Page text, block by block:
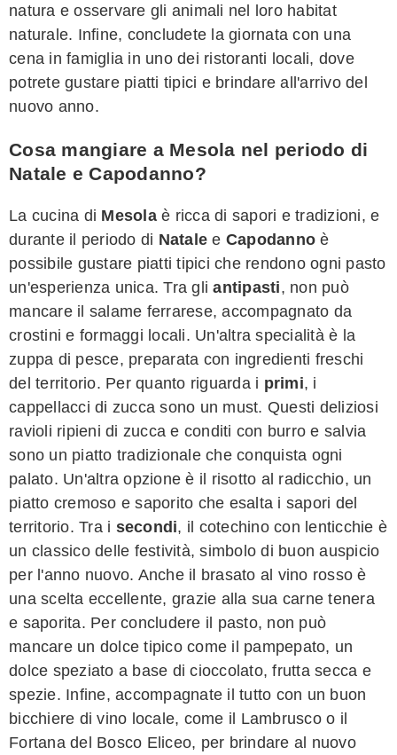
natura e osservare gli animali nel loro habitat
naturale. Infine, concludete la giornata con una
cena in famiglia in uno dei ristoranti locali, dove
potrete gustare piatti tipici e brindare all'arrivo del
nuovo anno.
Cosa mangiare a Mesola nel periodo di
Natale e Capodanno?
La cucina di Mesolaè ricca di sapori e tradizioni, e
durante il periodo di Natale e Capodanno è
possibile gustare piatti tipici che rendono ogni pasto
un'esperienza unica. Tra gliantipasti, non può
mancare il salame ferrarese, accompagnato da
crostini e formaggi locali. Un'altra specialità è la
zuppa di pesce, preparata con ingredienti freschi
del territorio. Per quanto riguarda i primi, i
cappellacci di zucca sono un must. Questi deliziosi
ravioli ripieni di zucca e conditi con burro e salvia
sono un piatto tradizionale che conquista ogni
palato. Un'altra opzione è il risotto al radicchio, un
piatto cremoso e saporito che esalta i sapori del
territorio. Tra i secondi, il cotechino con lenticchie è
un classico delle festività, simbolo di buon auspicio
per l'anno nuovo. Anche il brasato al vino rosso è
una scelta eccellente, grazie alla sua carne tenera
e saporita. Per concludere il pasto, non può
mancare un dolce tipico come il pampepato, un
dolce speziato a base di cioccolato, frutta secca e
spezie. Infine, accompagnate il tutto con un buon
bicchiere di vino locale, come il Lambrusco o il
Fortana del Bosco Eliceo, per brindare al nuovo